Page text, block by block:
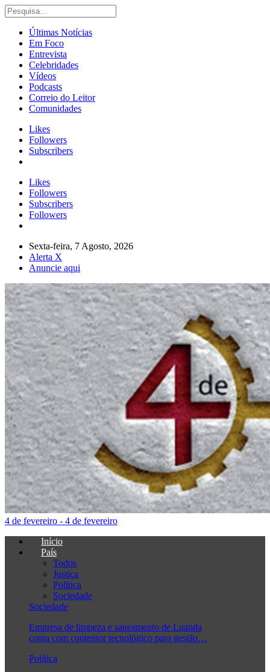
Últimas Notícias
Em Foco
Entrevista
Celebridades
Vídeos
Podcasts
Correio do Leitor
Comunidades
Likes
Followers
Subscribers
Likes
Followers
Subscribers
Followers
Sexta-feira, 7 Agosto, 2026
Alerta X
Anuncie aqui
4 de fevereiro - 4 de fevereiro
Início
País
Todos
Justiça
Política
Sociedade
Sociedade
Empresa de limpeza e saneamento de Luanda
conta com contentor tecnológico para gestão…
Política